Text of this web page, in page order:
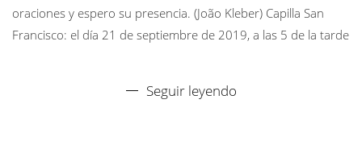
oraciones y espero su presencia. (João Kleber) Capilla San
Francisco: el día 21 de septiembre de 2019, a las 5 de la tarde
Seguir leyendo